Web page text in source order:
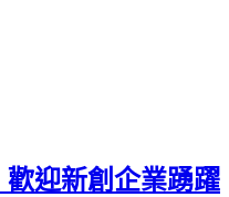
歡迎新創企業踴躍